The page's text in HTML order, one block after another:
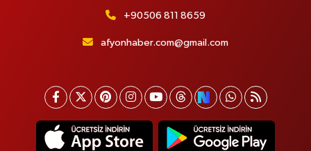
+90506 811 8659
afyonhaber.com@gmail.com